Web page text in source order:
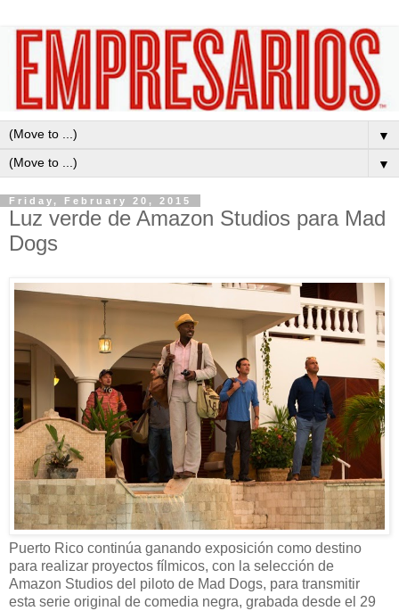
▼
▼
Friday, February 20, 2015
Luz verde de Amazon Studios para Mad
Dogs
Puerto Rico continúa ganando exposición como destino
para realizar proyectos fílmicos, con la selección de
Amazon Studios del piloto de Mad Dogs, para transmitir
esta serie original de comedia negra, grabada desde el 29